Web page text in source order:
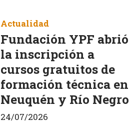
Fundación YPF abrió
la inscripción a
cursos gratuitos de
formación técnica en
Neuquén y Río Negro
Actualidad
24/07/2026